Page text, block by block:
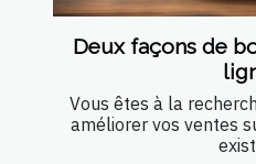
Deux façons de
Vous êtes à la
améliorer vos ventes